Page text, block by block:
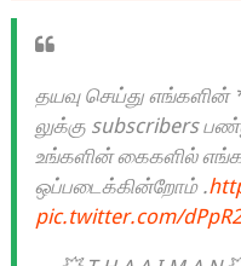
தயவு செய்து எங்களின்
லுக்கு subscribers
உங்களின் கைகளில்
ஒப்படைக்கின்றோம் .
pic.twitter.com/